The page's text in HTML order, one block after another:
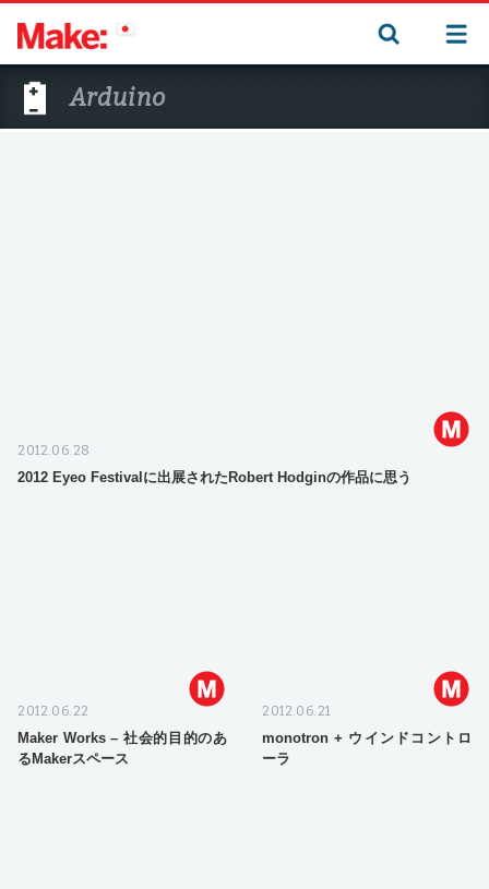
Arduino
2012.06.28
2012 Eyeo Festivalに出展されたRobert Hodginの作品に思う
2012.06.22
Maker Works – 社会的目的のあ
るMakerスペース
2012.06.21
monotron + ウインドコントロ
ーラ